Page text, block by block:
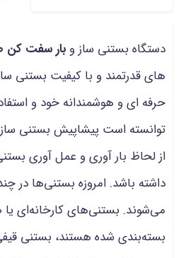
دستگاه بستنی ساز و بار سفت کن
های قدرتمند و با کیفیت بستنی
حرفه ای و هوشمندانه خود و
توانسته است پیشاپیش بستنی ساز
از لحاظ بار آوری و عمل آوری
داشته باشد. امروزه بستنی‌ها در
می‌شوند. بستنی‌های کارخانه‌ای
بسته‌بندی شده هستند، بستنی